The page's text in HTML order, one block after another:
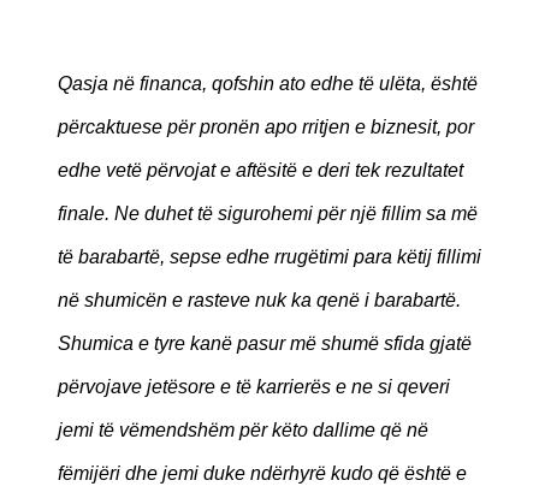
Qasja në financa, qofshin ato edhe të ulëta, është
përcaktuese për pronën apo rritjen e biznesit, por
edhe vetë përvojat e aftësitë e deri tek rezultatet
finale. Ne duhet të sigurohemi për një fillim sa më
të barabartë, sepse edhe rrugëtimi para këtij fillimi
në shumicën e rasteve nuk ka qenë i barabartë.
Shumica e tyre kanë pasur më shumë sfida gjatë
përvojave jetësore e të karrierës e ne si qeveri
jemi të vëmendshëm për këto dallime që në
fëmijëri dhe jemi duke ndërhyrë kudo që është e